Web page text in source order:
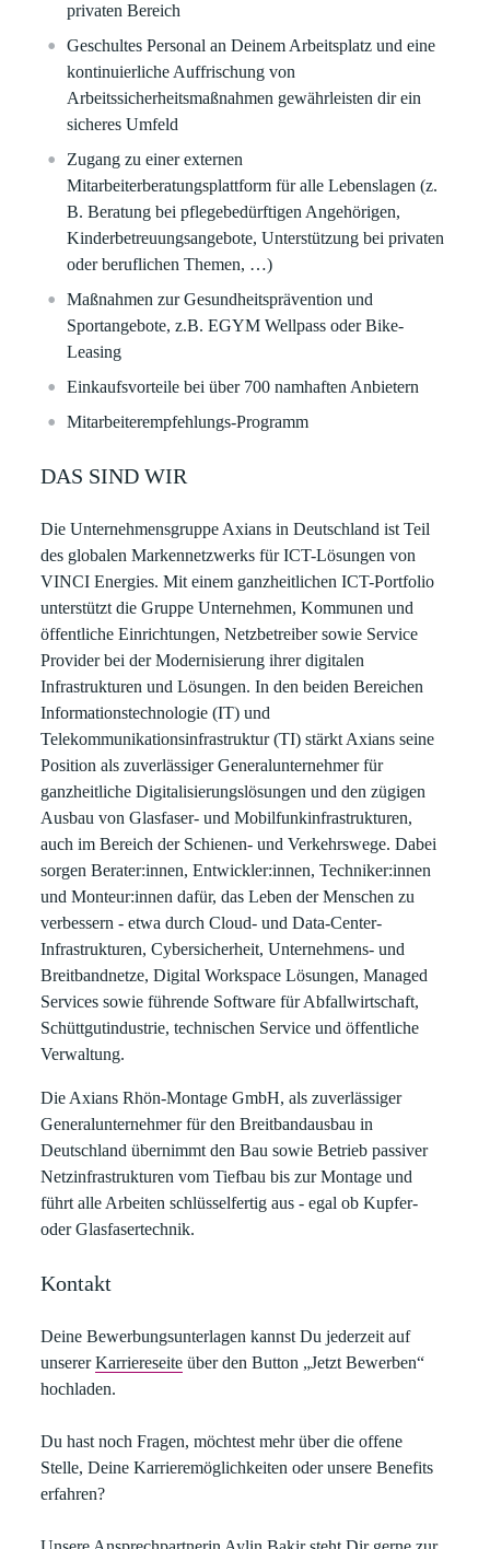
privaten Bereich
Geschultes Personal an Deinem Arbeitsplatz und eine
kontinuierliche Auffrischung von
Arbeitssicherheitsmaßnahmen gewährleisten dir ein
sicheres Umfeld​
Zugang zu einer externen
Mitarbeiterberatungsplattform für alle Lebenslagen (z.
B. Beratung bei pflegebedürftigen Angehörigen,
Kinderbetreuungsangebote, Unterstützung bei privaten
oder beruflichen Themen, …)
Maßnahmen zur Gesundheitsprävention und
Sportangebote, z.B. EGYM Wellpass oder Bike-
Leasing​
Einkaufsvorteile bei über 700 namhaften Anbietern​​
Mitarbeiterempfehlungs-Programm
DAS SIND WIR
Die Unternehmensgruppe Axians in Deutschland ist Teil
des globalen Markennetzwerks für ICT-Lösungen von
VINCI Energies. Mit einem ganzheitlichen ICT-Portfolio
unterstützt die Gruppe Unternehmen, Kommunen und
öffentliche Einrichtungen, Netzbetreiber sowie Service
Provider bei der Modernisierung ihrer digitalen
Infrastrukturen und Lösungen. In den beiden Bereichen
Informationstechnologie (IT) und
Telekommunikationsinfrastruktur (TI) stärkt Axians seine
Position als zuverlässiger Generalunternehmer für
ganzheitliche Digitalisierungslösungen und den zügigen
Ausbau von Glasfaser- und Mobilfunkinfrastrukturen,
auch im Bereich der Schienen- und Verkehrswege. Dabei
sorgen Berater:innen, Entwickler:innen, Techniker:innen
und Monteur:innen dafür, das Leben der Menschen zu
verbessern - etwa durch Cloud- und Data-Center-
Infrastrukturen, Cybersicherheit, Unternehmens- und
Breitbandnetze, Digital Workspace Lösungen, Managed
Services sowie führende Software für Abfallwirtschaft,
Schüttgutindustrie, technischen Service und öffentliche
Verwaltung.
Die Axians Rhön-Montage GmbH, als zuverlässiger
Generalunternehmer für den Breitbandausbau in
Deutschland übernimmt den Bau sowie Betrieb passiver
Netzinfrastrukturen vom Tiefbau bis zur Montage und
führt alle Arbeiten schlüsselfertig aus - egal ob Kupfer-
oder Glasfasertechnik.
Kontakt
Deine Bewerbungsunterlagen kannst Du jederzeit auf
unsererKarriereseite über den Button „Jetzt Bewerben“
hochladen.​
Du hast noch Fragen, möchtest mehr über die offene
Stelle, Deine Karrieremöglichkeiten oder unsere Benefits
erfahren?​